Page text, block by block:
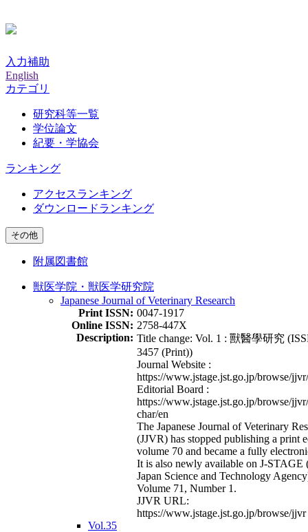
入力補助
English
カテゴリ
研究科等一覧
学位論文
紀要・学協会
ランキング
アクセスランキング
ダウンロードランキング
その他
附属図書館
獣医学院・獣医学研究院
Japanese Journal of Veterinary Research
Print ISSN: 0047-1917
Online ISSN: 2758-447X
Description: Title change: Vol. 1 : 獸醫學研究
3457 (Print))
Journal Website :
https://www.jstage.jst.go.jp/browse/
Editorial Board :
https://www.jstage.jst.go.jp/browse/
char/en
The Japanese Journal of Veterinary
(JJVR) has stopped publishing a print
volume 70 and became a fully
It is also newly available on J-STAGE
Japan Science and Technology
Volume 71, Number 1.
JJVR URL:
https://www.jstage.jst.go.jp/browse/jjvr
Vol.35